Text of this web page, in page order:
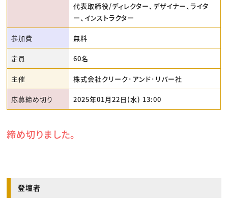
代表取締役/ディレクター、デザイナー、ライタ
ー、インストラクター
参加費 無料
定員 60名
主催 株式会社クリーク･アンド･リバー社
応募締め切り 2025年01月22日(水) 13:00
締め切りました。
登壇者